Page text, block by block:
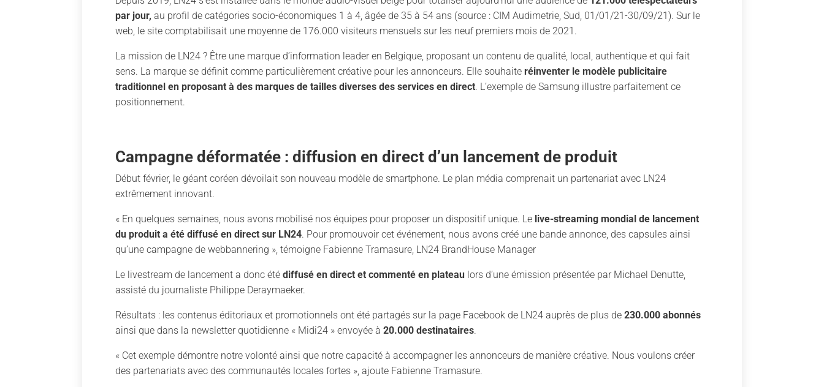
par jour, au profil de catégories socio-économiques 1 à 4, âgée de 35 à 54 ans (source : CIM Audimetrie, Sud, 01/01/21-30/09/21). Sur le
web, le site comptabilisait une moyenne de 176.000 visiteurs mensuels sur les neuf premiers mois de 2021.
La mission de LN24 ? Être une marque d’information leader en Belgique, proposant un contenu de qualité, local, authentique et qui fait
sens. La marque se définit comme particulièrement créative pour les annonceurs. Elle souhaiteréinventer le modèle publicitaire
traditionnel en proposant à des marques de tailles diverses des services en direct. L’exemple de Samsung illustre parfaitement ce
positionnement.
Campagne déformatée : diffusion en direct d’un lancement de produit
Début février, le géant coréen dévoilait son nouveau modèle de smartphone. Le plan média comprenait un partenariat avec LN24
extrêmement innovant.
« En quelques semaines, nous avons mobilisé nos équipes pour proposer un dispositif unique. Le live-streaming mondial de lancement
du produit a été diffusé en direct sur LN24. Pour promouvoir cet événement, nous avons créé une bande annonce, des capsules ainsi
qu’une campagne de webbannering », témoigne Fabienne Tramasure, LN24 BrandHouse Manager
Le livestream de lancement a donc étédiffusé en direct et commenté en plateau lors d’une émission présentée par Michael Denutte,
assisté du journaliste Philippe Deraymaeker.
Résultats : les contenus éditoriaux et promotionnels ont été partagés sur la page Facebook de LN24 auprès de plus de230.000 abonnés
ainsi que dans la newsletter quotidienne « Midi24 » envoyée à20.000 destinataires.
« Cet exemple démontre notre volonté ainsi que notre capacité à accompagner les annonceurs de manière créative. Nous voulons créer
des partenariats avec des communautés locales fortes », ajoute Fabienne Tramasure.